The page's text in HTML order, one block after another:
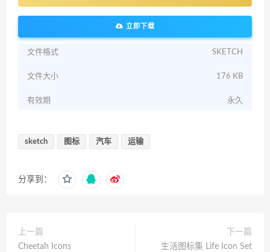
立即下载
文件格式 SKETCH
文件大小 176 KB
有效期 永久
sketch 图标 汽车 运输
分享到：
上一篇
Cheetah Icons
下一篇
生活图标集 Life Icon Set